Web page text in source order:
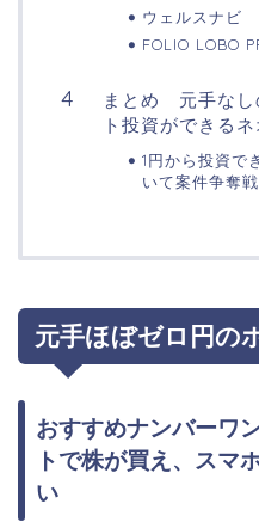
ウェルスナビ
FOLIO LOBO
まとめ 元手なし
ト投資ができる
1円から投資で
いて案件争奪
元手ほぼゼロ円の
おすすめナンバーワ
トで株が買え、スマ
い